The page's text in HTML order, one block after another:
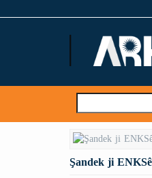
Şandek ji